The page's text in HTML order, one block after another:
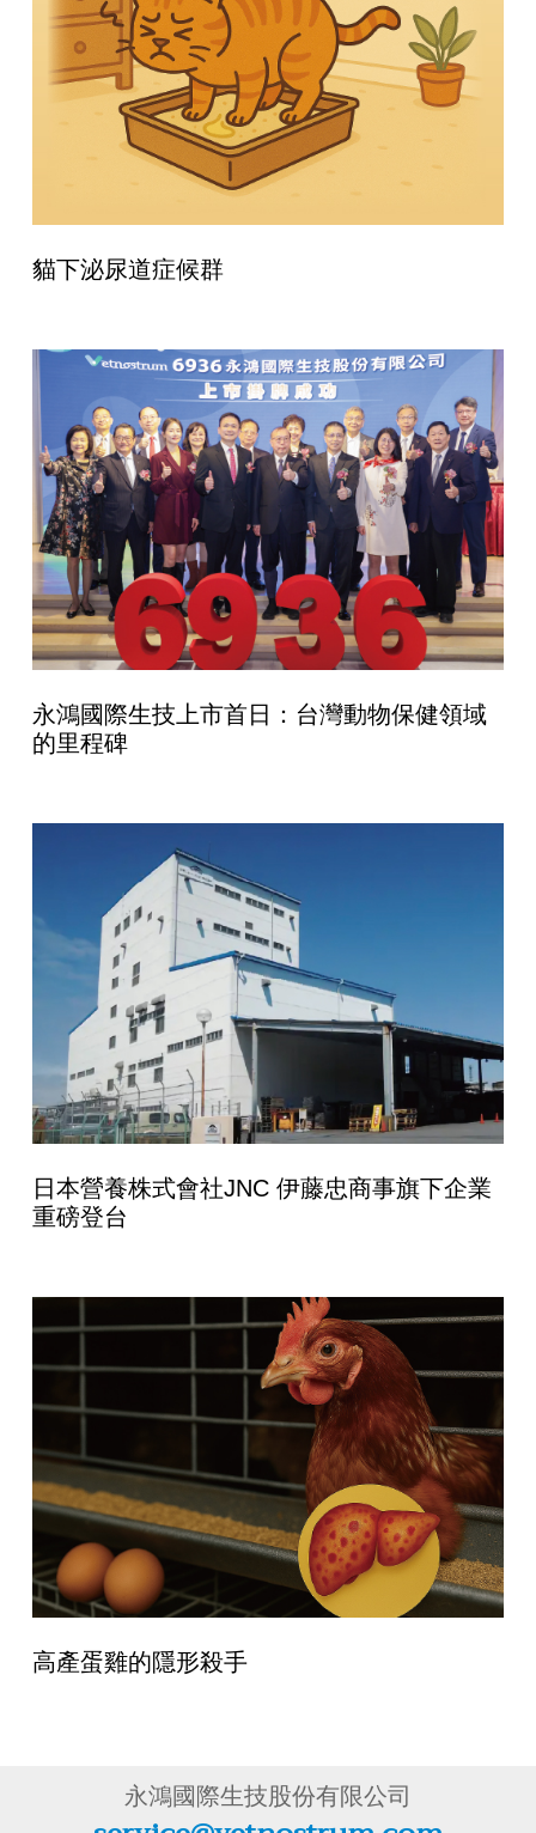
貓下泌尿道症候群
永鴻國際生技上市首日：台灣動物保健領域
的里程碑
日本營養株式會社JNC 伊藤忠商事旗下企業
重磅登台
高產蛋雞的隱形殺手
永鴻國際生技股份有限公司